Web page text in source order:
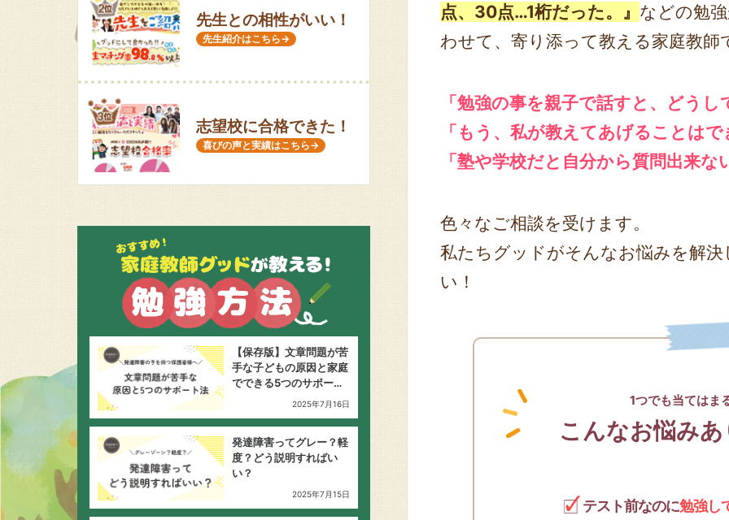
先生との相性がいい！
先生紹介はこちら→
志望校に合格できた！
喜びの声と実績はこちら→
【保存版】文章問題が苦
手な子どもの原因と家庭
でできる5つのサポート
2025年7月16日
発達障害ってグレー？軽
度？どう説明すればい
い？
2025年7月15日
点、30点…1桁だった。』 などの勉
わせて、寄り添って教える家庭教師
「勉強の事を親子で話すと、どう
「もう、私が教えてあげることは
「塾や学校だと自分から質問出来な
色々なご相談を受けます。
私たちグッドがそんなお悩みを解
い！
1つでも当てはま
こんなお悩み
テスト前なのに勉強し